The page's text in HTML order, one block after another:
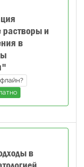
растворы и
в
в